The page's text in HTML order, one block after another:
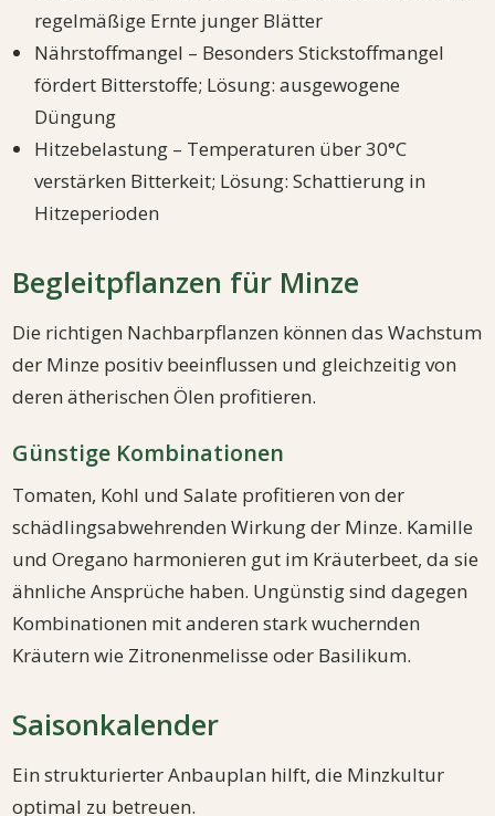
regelmäßige Ernte junger Blätter
Nährstoffmangel – Besonders Stickstoffmangel
fördert Bitterstoffe; Lösung: ausgewogene
Düngung
Hitzebelastung – Temperaturen über 30°C
verstärken Bitterkeit; Lösung: Schattierung in
Hitzeperioden
Begleitpflanzen für Minze
Die richtigen Nachbarpflanzen können das Wachstum
der Minze positiv beeinflussen und gleichzeitig von
deren ätherischen Ölen profitieren.
Günstige Kombinationen
Tomaten, Kohl und Salate profitieren von der
schädlingsabwehrenden Wirkung der Minze. Kamille
und Oregano harmonieren gut im Kräuterbeet, da sie
ähnliche Ansprüche haben. Ungünstig sind dagegen
Kombinationen mit anderen stark wuchernden
Kräutern wie Zitronenmelisse oder Basilikum.
Saisonkalender
Ein strukturierter Anbauplan hilft, die Minzkultur
optimal zu betreuen.